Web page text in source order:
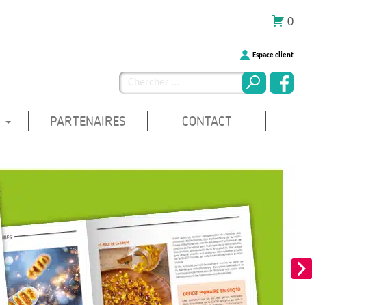
0
Espace client
Chercher
pour
:
PARTENAIRES CONTACT